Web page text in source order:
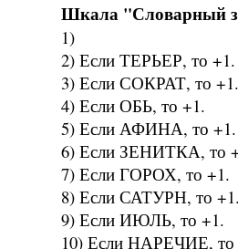
Шкала "Словарный
1)
2) Если ТЕРЬЕР, то +1.
3) Если СОКРАТ, то +1.
4) Если ОБЬ, то +1.
5) Если АФИНА, то +1.
6) Если ЗЕНИТКА, то
7) Если ГОРОХ, то +1.
8) Если САТУРН, то +1.
9) Если ИЮЛЬ, то +1.
10) Если НАРЕЧИЕ, то